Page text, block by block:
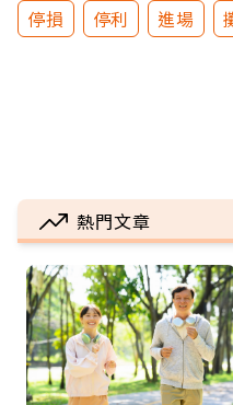
停損
停利 進場
熱門文章